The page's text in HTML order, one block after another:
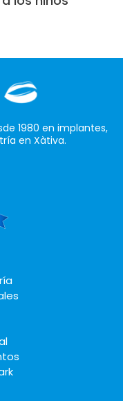
1980 en implantes,
en Xàtiva.